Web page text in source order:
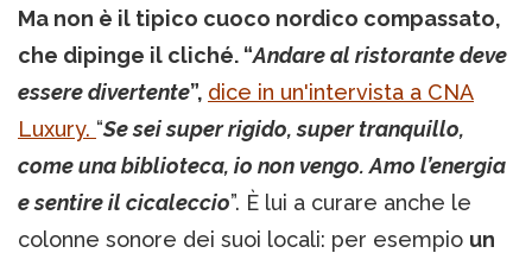
Ma non è il tipico cuoco nordico compassato,
che dipinge il cliché. “Andare al ristorante deve
essere divertente”, dice in un'intervista a CNA
Luxury. “Se sei super rigido, super tranquillo,
come una biblioteca, io non vengo. Amo l’energia
e sentire il cicaleccio”. È lui a curare anche le
colonne sonore dei suoi locali: per esempio un